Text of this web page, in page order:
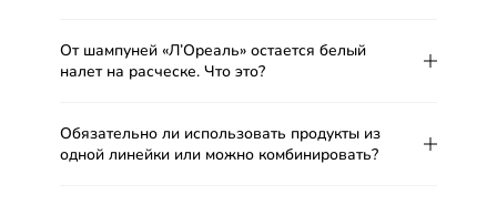
От шампуней «Л’Ореаль» остается белый
налет на расческе. Что это?
Обязательно ли использовать продукты из
одной линейки или можно комбинировать?